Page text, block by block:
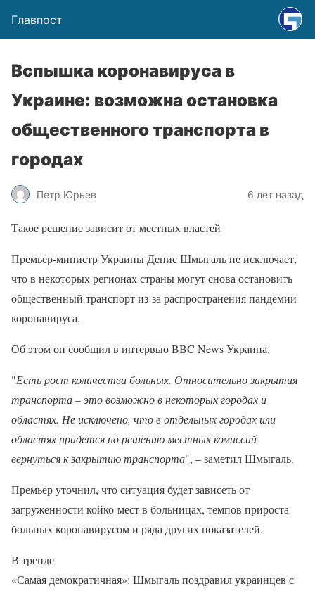
Главпост
Вспышка коронавируса в
Украине: возможна остановка
общественного транспорта в
городах
Петр Юрьев 6 лет назад
Такое решение зависит от местных властей
Премьер-министр Украины Денис Шмыгаль не исключает,
что в некоторых регионах страны могут снова остановить
общественный транспорт из-за распространения пандемии
коронавируса.
Об этом он сообщил в интервью BBC News Украина.
"Есть рост количества больных. Относительно закрытия
транспорта – это возможно в некоторых городах и
областях. Не исключено, что в отдельных городах или
областях придется по решению местных комиссий
вернуться к закрытию транспорта", – заметил Шмыгаль.
Премьер уточнил, что ситуация будет зависеть от
загруженности койко-мест в больницах, темпов прироста
больных коронавирусом и ряда других показателей.
В тренде
«Самая демократичная»: Шмыгаль поздравил украинцев с